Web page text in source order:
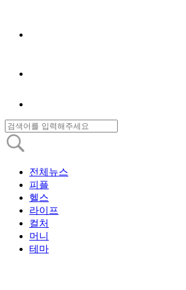
전체뉴스
피플
헬스
라이프
컬처
머니
테마